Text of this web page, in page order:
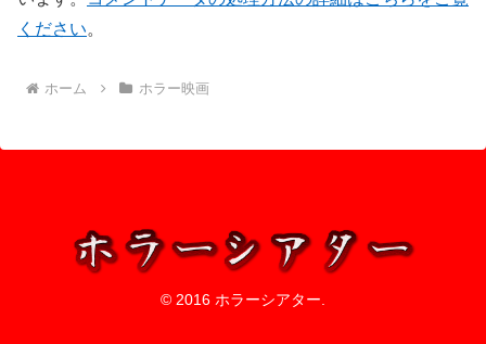
ください。
ホーム ホラー映画
© 2016 ホラーシアター.